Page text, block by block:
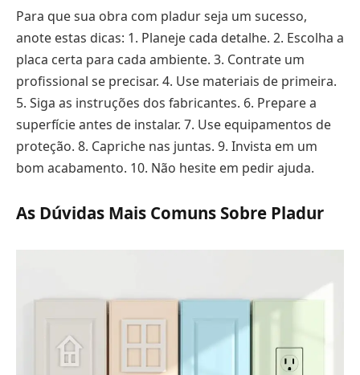
Para que sua obra com pladur seja um sucesso,
anote estas dicas: 1. Planeje cada detalhe. 2. Escolha a
placa certa para cada ambiente. 3. Contrate um
profissional se precisar. 4. Use materiais de primeira.
5. Siga as instruções dos fabricantes. 6. Prepare a
superfície antes de instalar. 7. Use equipamentos de
proteção. 8. Capriche nas juntas. 9. Invista em um
bom acabamento. 10. Não hesite em pedir ajuda.
As Dúvidas Mais Comuns Sobre Pladur